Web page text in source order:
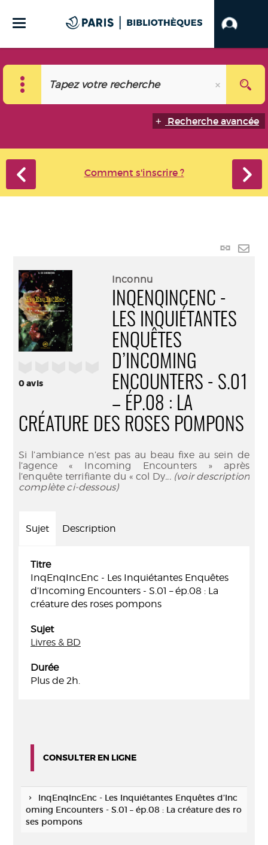
Recherche avancée
Comment s'inscrire ?
Lien
0avis
Inconnu
INQENQINCENC -
LES INQUIÉTANTES
ENQUÊTES
D’INCOMING
ENCOUNTERS - S.01
– ÉP.08 : LA
CRÉATURE DES ROSES POMPONS
Si l’ambiance n’est pas au beau fixe au sein de
l’agence « Incoming Encounters » après
l’enquête terrifiante du « col Dy... (voir description
complète ci-dessous)
Sujet Description
Titre
InqEnqIncEnc - Les Inquiétantes Enquêtes
d’Incoming Encounters - S.01 – ép.08 : La
créature des roses pompons
Sujet
Livres & BD
Durée
Plus de 2h.
CONSULTER EN LIGNE
InqEnqIncEnc - Les Inquiétantes Enquêtes d’Inc
oming Encounters - S.01 – ép.08 : La créature des ro
ses pompons